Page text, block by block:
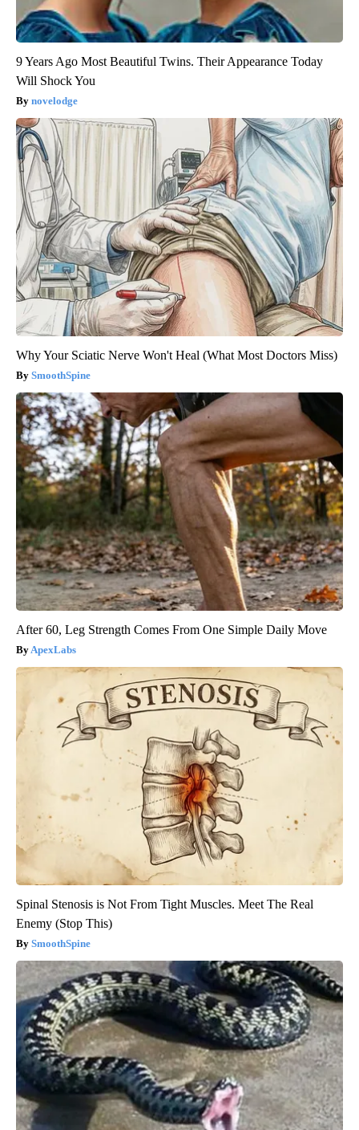
9 Years Ago Most Beautiful Twins. Their Appearance Today
Will Shock You
novelodge
Why Your Sciatic Nerve Won't Heal (What Most Doctors Miss)
SmoothSpine
After 60, Leg Strength Comes From One Simple Daily Move
ApexLabs
Spinal Stenosis is Not From Tight Muscles. Meet The Real
Enemy (Stop This)
SmoothSpine